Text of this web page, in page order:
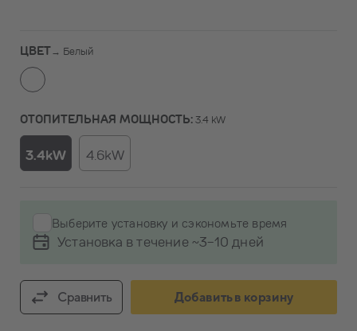
ЦВЕТ→ Белый
ОТОПИТЕЛЬНАЯ МОЩНОСТЬ:3.4 kW
3.4kW 4.6kW
Выберите установку и сэкономьте время
Установка в течение ~3-10 дней
Сравнить Добавить в корзину